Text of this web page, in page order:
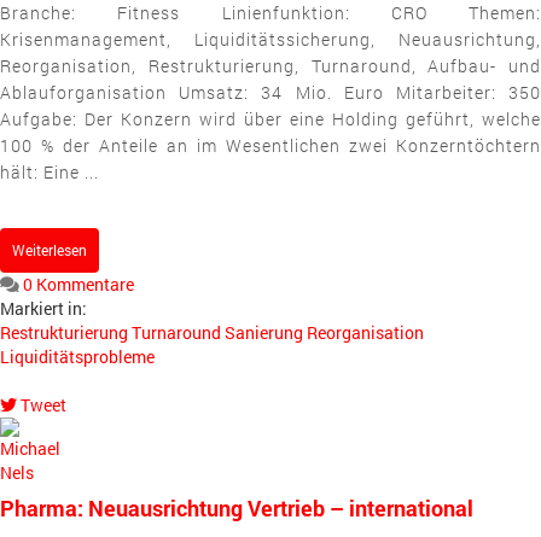
Branche: Fitness Linienfunktion: CRO Themen:
Krisenmanagement, Liquiditätssicherung, Neuausrichtung,
Reorganisation, Restrukturierung, Turnaround, Aufbau- und
Ablauforganisation Umsatz: 34 Mio. Euro Mitarbeiter: 350
Aufgabe: Der Konzern wird über eine Holding geführt, welche
100 % der Anteile an im Wesentlichen zwei Konzerntöchtern
hält: Eine ...
Weiterlesen
0 Kommentare
Markiert in:
Restrukturierung Turnaround Sanierung Reorganisation
Liquiditätsprobleme
Tweet
pinterest
Pharma: Neuausrichtung Vertrieb – international